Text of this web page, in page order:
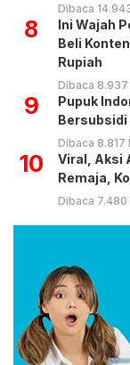
Dibaca
8
Ini Wajah
Beli
Rupiah
Dibaca 8.937
9
Pupuk
Bersubsidi
Dibaca 8.817
10
Viral, Aksi
Remaja,
Dibaca 7.480